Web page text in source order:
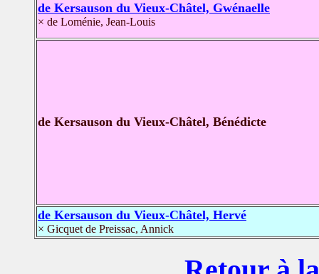
de Kersauson du Vieux-Châtel, Gwénaelle
× de Loménie, Jean-Louis
de Kersauson du Vieux-Châtel, Bénédicte
de Kersauson du Vieux-Châtel, Hervé
× Gicquet de Preissac, Annick